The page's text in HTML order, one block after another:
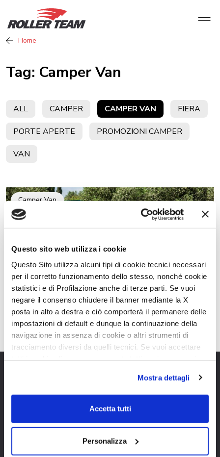
Questo sito web utilizza i cookie
Questo Sito utilizza alcuni tipi di cookie tecnici necessari
per il corretto funzionamento dello stesso, nonché cookie
statistici e di Profilazione anche di terze parti. Se vuoi
negare il consenso chiudere il banner mediante la X
posta in alto a destra e ciò comporterà il permanere delle
impostazioni di default e dunque la continuazione della
navigazione in assenza di cookie o altri strumenti di
tracciamento diversi da quelli tecnici. Se vuoi accettare
su acconsento selezionati. Se vuoi saperne di più clicca
qui. Cliccando sul tasto "Acconsento" permetti l'utilizzo
Mostra dettagli
Accetta tutti
Personalizza
Home
Tag: Camper Van
ALL CAMPER CAMPER VAN FIERA
PORTE APERTE PROMOZIONI CAMPER
VAN
Camper Van
Van Livingstone DUO Roller Team
16 Ottobre 2022
Privacy Policy
Prima volta in camper
Quale camper stai cercando?
News